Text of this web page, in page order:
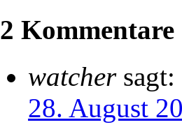
2 Kommentare
watcher sagt:
28. August